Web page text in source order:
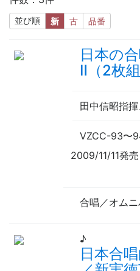
並び順 新 古 品番
日本の
Ⅱ（2枚組
田中信昭指揮
VZCC-93〜
2009/11/11発売
合唱／オムニ
♪
日本合